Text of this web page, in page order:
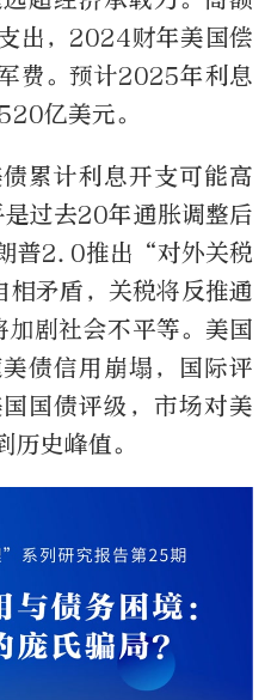
出，2024财年美国偿
费。预计2025年利息
亿美元。
累计利息开支可能高
过去20年通胀调整后
普2.0推出“对外关税
矛盾，关税将反推通
剧社会不平等。美国
债信用崩塌，国际评
国债评级，市场对美
历史峰值。